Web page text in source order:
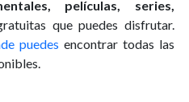
películas, series,
que puedes disfrutar.
puedes encontrar todas las